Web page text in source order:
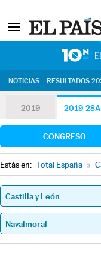
NOTICIAS RESULTADOS
2019 2019-28A
CONGRESO
Estás en: Total España »